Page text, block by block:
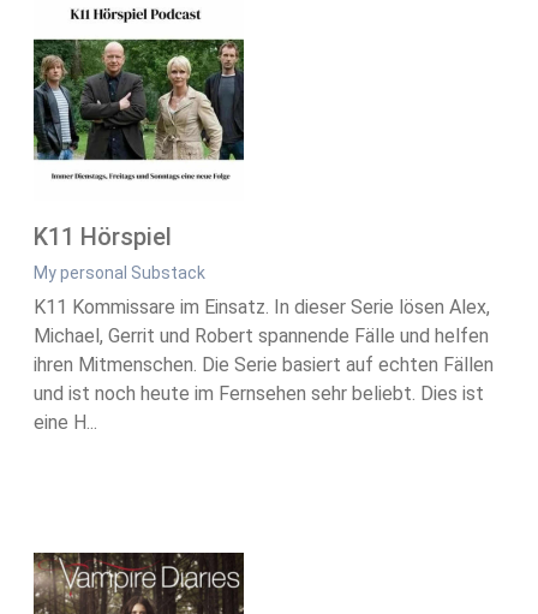
K11 Hörspiel
My personal Substack
K11 Kommissare im Einsatz. In dieser Serie lösen Alex,
Michael, Gerrit und Robert spannende Fälle und helfen
ihren Mitmenschen. Die Serie basiert auf echten Fällen
und ist noch heute im Fernsehen sehr beliebt. Dies ist
eine H...